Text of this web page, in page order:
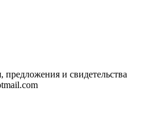
и свидетельства